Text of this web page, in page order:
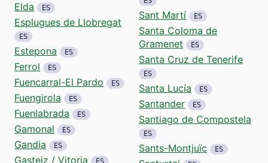
Elda ES
Esplugues de Llobregat
ES
Estepona ES
Ferrol ES
Fuencarral-El Pardo ES
Fuengirola ES
Fuenlabrada ES
Gamonal ES
Gandia ES
Gasteiz / Vitoria ES
Sant Martí ES
Santa Coloma de
Gramenet
ES
Santa Cruz de Tenerife
ES
Santa Lucía ES
Santander ES
Santiago de Compostela
ES
Sants-Montjuïc ES